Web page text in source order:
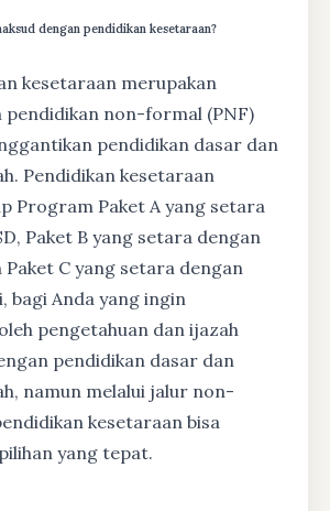
dengan pendidikan kesetaraan?
kesetaraan merupakan
non-formal (PNF)
pendidikan dasar dan
Pendidikan kesetaraan
Program Paket A yang setara
Paket B yang setara dengan
Paket C yang setara dengan
bagi Anda yang ingin
pengetahuan dan ijazah
pendidikan dasar dan
namun melalui jalur non-
kesetaraan bisa
yang tepat.